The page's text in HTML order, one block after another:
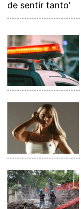
de sentir tanto’